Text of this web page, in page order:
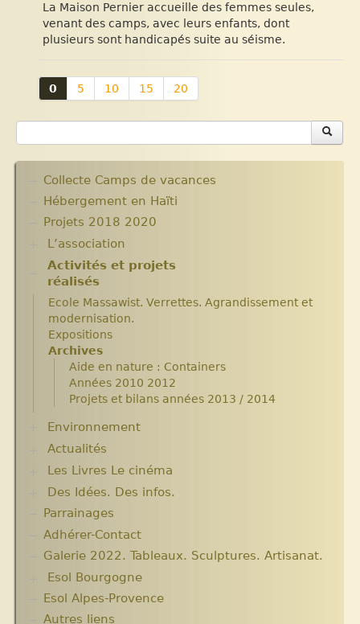
La Maison Pernier accueille des femmes seules,
venant des camps, avec leurs enfants, dont
plusieurs sont handicapés suite au séisme.
0 5 10 15 20
Collecte Camps de vacances
Hébergement en Haïti
Projets 2018 2020
L’association
Assemblées Générales
Nos partenaires.
Activités et projets
réalisés
Ecole Massawist. Verrettes. Agrandissement et
modernisation.
Expositions
Archives
Aide en nature : Containers
Années 2010 2012
Projets et bilans années 2013 / 2014
Environnement
Plantes pour Haïti
Solidarité et environnement
Actualités
Chroniques du séjour Août 2017
Chroniques du séjour Juillet 2016
Les micro-crédits
Les Livres Le cinéma
Critiques et notes de lecture
Des Idées. Des infos.
Changer le monde. Réflexions sur l’aide
internationale. 5 articles
Lutter contre l’extrême pauvreté. Victimes et
acteurs.10 articles.
Solidarité internationale. Autour d’Haïti.
Parrainages
Adhérer-Contact
Galerie 2022. Tableaux. Sculptures. Artisanat.
Esol Bourgogne
ACTUALITES
Archives
Esol Alpes-Provence
Autres liens